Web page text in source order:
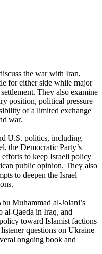
the war with Iran,
for either side while major
They also examine
position, political pressure
of a limited exchange
war.
U.S. politics, including
the Democratic Party’s
to keep Israeli policy
public opinion. They also
to deepen the Israel
Muhammad al-Jolani’s
al-Qaeda in Iraq, and
toward Islamist factions
questions on Ukraine
ongoing book and